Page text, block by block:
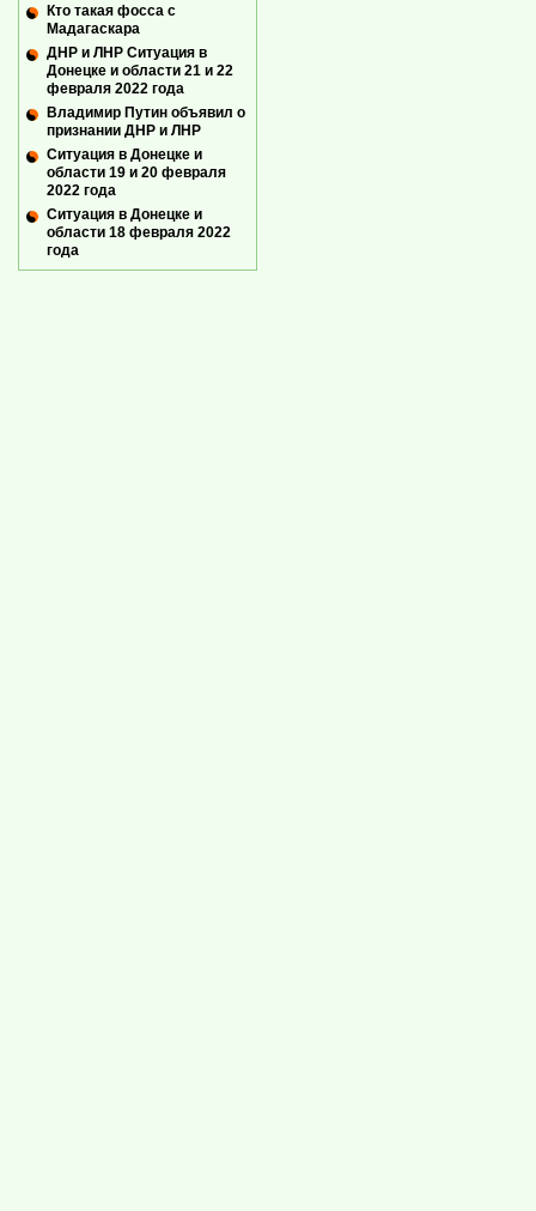
Кто такая фосса с
Мадагаскара
ДНР и ЛНР Ситуация в
Донецке и области 21 и 22
февраля 2022 года
Владимир Путин объявил о
признании ДНР и ЛНР
Ситуация в Донецке и
области 19 и 20 февраля
2022 года
Ситуация в Донецке и
области 18 февраля 2022
года